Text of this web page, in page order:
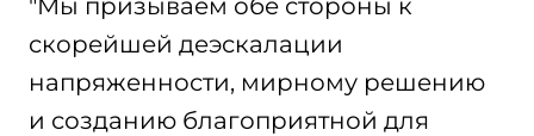
"Мы призываем обе стороны к
скорейшей деэскалации
напряженности, мирному решению
и созданию благоприятной для